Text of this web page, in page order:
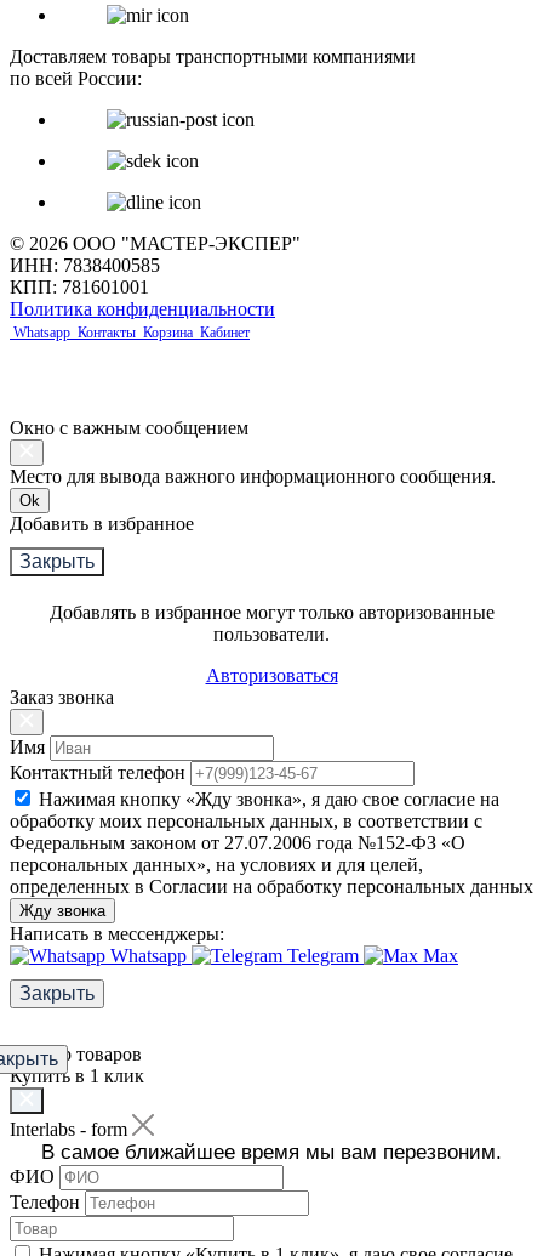
Доставляем товары транспортными компаниями
по всей России:
© 2026 ООО "МАСТЕР-ЭКСПЕР"
ИНН: 7838400585
КПП: 781601001
Политика конфиденциальности
Whatsapp Контакты Корзина Кабинет
Окно с важным сообщением
Место для вывода важного информационного сообщения.
Ok
Добавить в избранное
Закрыть
Добавлять в избранное могут только авторизованные
пользователи.
Авторизоваться
Заказ звонка
Имя
Контактный телефон
Нажимая кнопку «Жду звонка», я даю свое согласие на
обработку моих персональных данных, в соответствии с
Федеральным законом от 27.07.2006 года №152-ФЗ «О
персональных данных», на условиях и для целей,
определенных в Согласии на обработку персональных данных
Жду звонка
Написать в мессенджеры:
Whatsapp
Telegram
Max
Закрыть
Фильтр товаров
Купить в 1 клик
Interlabs - form
В самое ближайшее время мы вам перезвоним.
ФИО
Телефон